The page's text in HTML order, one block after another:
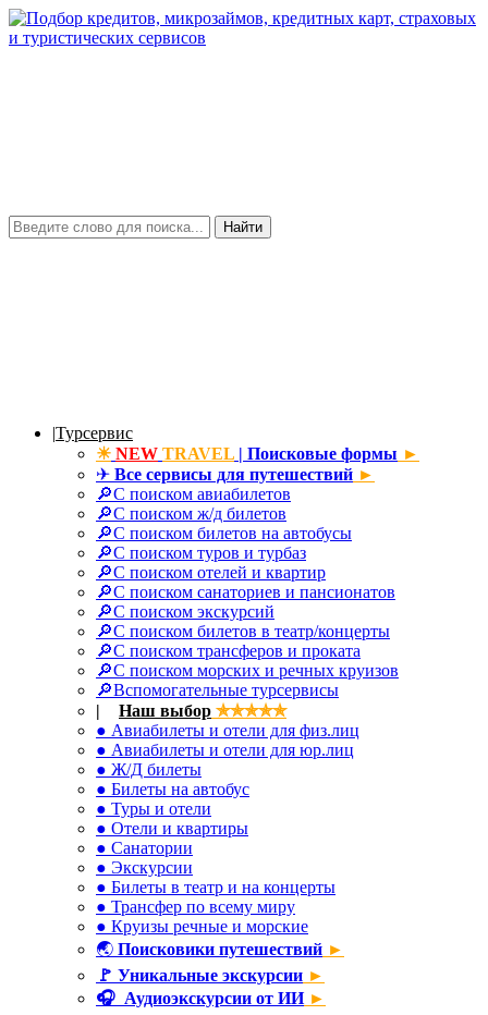
Найти
|Турсервис
☀ NEW TRAVEL | Поисковые формы ►
✈ Все сервисы для путешествий ►
🔎С поиском авиабилетов
🔎С поиском ж/д билетов
🔎С поиском билетов на автобусы
🔎С поиском туров и турбаз
🔎С поиском отелей и квартир
🔎С поиском санаториев и пансионатов
🔎С поиском экскурсий
🔎С поиском билетов в театр/концерты
🔎С поиском трансферов и проката
🔎С поиском морских и речных круизов
🔎Вспомогательные турсервисы
|
Наш выбор ✯✯✯✯✯
● Авиабилеты и отели для физ.лиц
● Авиабилеты и отели для юр.лиц
● Ж/Д билеты
● Билеты на автобус
● Туры и отели
● Отели и квартиры
● Санатории
● Экскурсии
● Билеты в театр и на концерты
● Трансфер по всему миру
● Круизы речные и морские
🌏 Поисковики путешествий ►
🚩 Уникальные экскурсии ►
🎧 Аудиоэкскурсии от ИИ►